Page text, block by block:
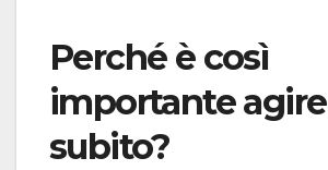
Perché è così
importante agire
subito?